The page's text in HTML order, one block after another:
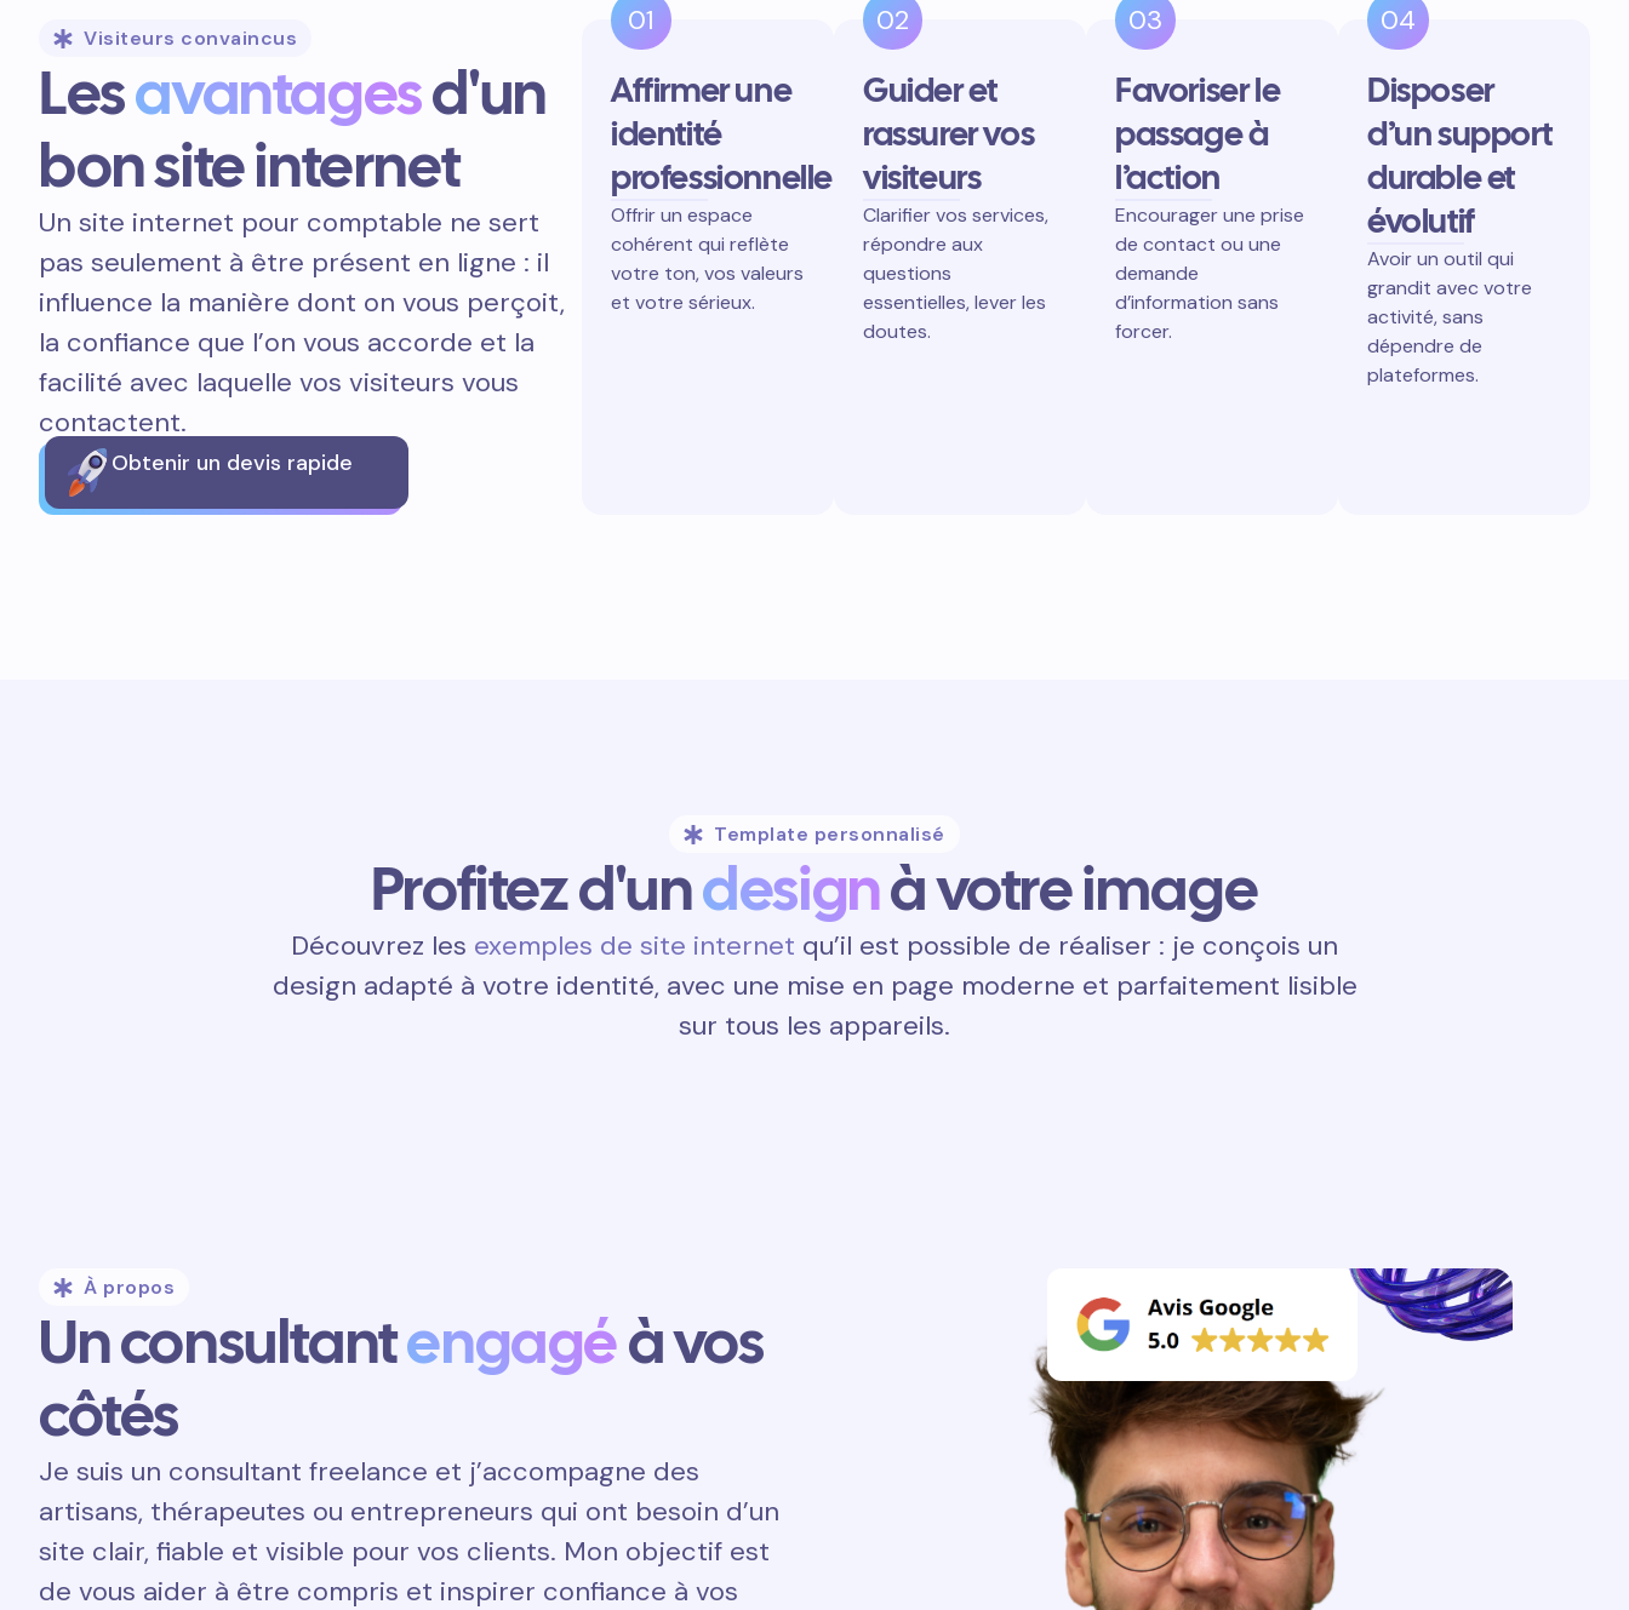
Visiteurs convaincus
Lesavantagesd'un
bon site internet
Un site internet pour comptable ne sert
pas seulement à être présent en ligne : il
influence la manière dont on vous perçoit,
la confiance que l’on vous accorde et la
facilité avec laquelle vos visiteurs vous
contactent.
Obtenir un devis rapide
01
Affirmer une
identité
professionnelle
Offrir un espace
cohérent qui reflète
votre ton, vos valeurs
et votre sérieux.
02
Guider et
rassurer vos
visiteurs
Clarifier vos services,
répondre aux
questions
essentielles, lever les
doutes.
03
Favoriser le
passage à
l’action
Encourager une prise
de contact ou une
demande
d’information sans
forcer.
04
Disposer
d’un support
durable et
évolutif
Avoir un outil qui
grandit avec votre
activité, sans
dépendre de
plateformes.
Template personnalisé
Profitez d'undesignà votre image
Découvrez les exemples de site internet qu’il est possible de réaliser : je conçois un
design adapté à votre identité, avec une mise en page moderne et parfaitement lisible
sur tous les appareils.
À propos
Un consultantengagéà vos
côtés
Je suis un consultant freelance et j’accompagne des
artisans, thérapeutes ou entrepreneurs qui ont besoin d’un
site clair, fiable et visible pour vos clients. Mon objectif est
de vous aider à être compris et inspirer confiance à vos